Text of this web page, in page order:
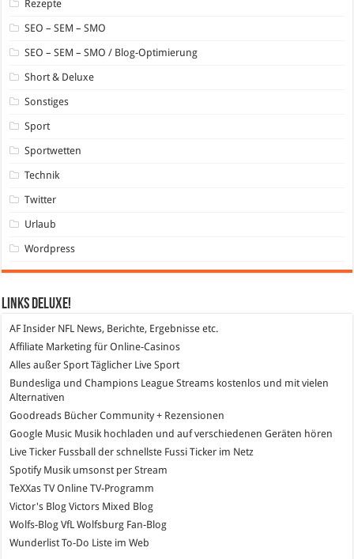
Rezepte
SEO – SEM – SMO
SEO – SEM – SMO / Blog-Optimierung
Short & Deluxe
Sonstiges
Sport
Sportwetten
Technik
Twitter
Urlaub
Wordpress
Links DeLuXe!
AF Insider NFL News, Berichte, Ergebnisse etc.
Affiliate Marketing für Online-Casinos
Alles außer SportTäglicher Live Sport
Bundesliga und Champions League Streams kostenlos und mit vielen
Alternativen
Goodreads Bücher Community + Rezensionen
Google Music Musik hochladen und auf verschiedenen Geräten hören
Live Ticker Fussball
der schnellste Fussi Ticker im Netz
SpotifyMusik umsonst per Stream
TeXXas TVOnline TV-Programm
Victor's Blog Victors Mixed Blog
Wolfs-Blog VfL Wolfsburg Fan-Blog
WunderlistTo-Do Liste im Web